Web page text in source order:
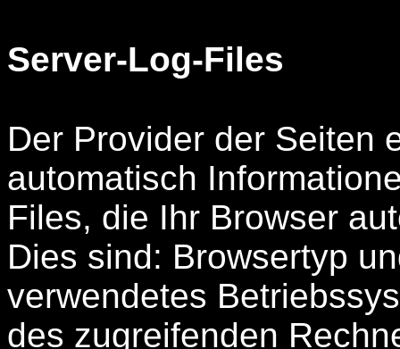
Server-Log-Files
Der Provider der Seiten
automatisch
Files, die Ihr Browser
Dies sind: Browsertyp
verwendetes
des zugreifenden